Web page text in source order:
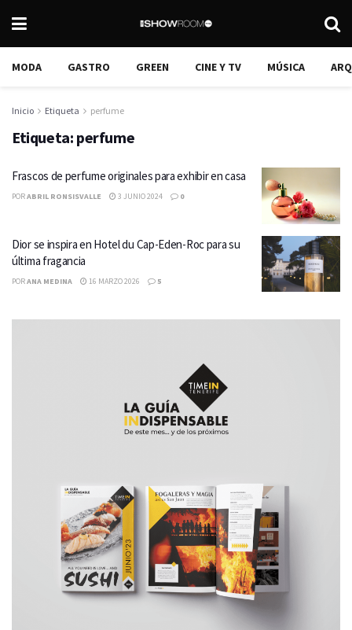
MODA GASTRO GREEN CINE Y TV MÚSICA
Inicio Etiqueta perfume
Etiqueta: perfume
Frascos de perfume originales para exhibir en casa
PORABRIL RONSISVALLE 3 JUNIO 2024 0
Dior se inspira en Hotel du Cap-Eden-Roc para su
última fragancia
PORANA MEDINA 16 MARZO 2026 5